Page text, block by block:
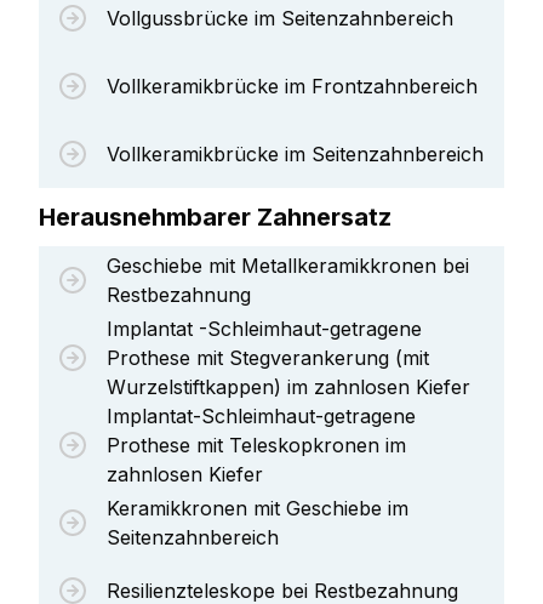
Vollgussbrücke im Seitenzahnbereich
Vollkeramikbrücke im Frontzahnbereich
Vollkeramikbrücke im Seitenzahnbereich
Herausnehmbarer Zahnersatz
Geschiebe mit Metallkeramikkronen bei
Restbezahnung
Implantat -Schleimhaut-getragene
Prothese mit Stegverankerung (mit
Wurzelstiftkappen) im zahnlosen Kiefer
Implantat-Schleimhaut-getragene
Prothese mit Teleskopkronen im
zahnlosen Kiefer
Keramikkronen mit Geschiebe im
Seitenzahnbereich
Resilienzteleskope bei Restbezahnung